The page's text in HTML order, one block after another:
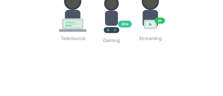
Telemuncă
2ms
Gaming
4K
Streaming